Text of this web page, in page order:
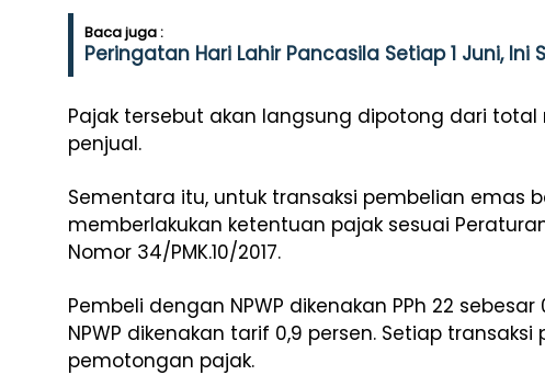
Baca juga :
Peringatan Hari Lahir Pancasila Setiap 1 Juni, Ini
Pajak tersebut akan langsung dipotong dari
penjual.
Sementara itu, untuk transaksi pembelian emas
memberlakukan ketentuan pajak sesuai
Nomor 34/PMK.10/2017.
Pembeli dengan NPWP dikenakan PPh 22
NPWP dikenakan tarif 0,9 persen. Setiap
pemotongan pajak.